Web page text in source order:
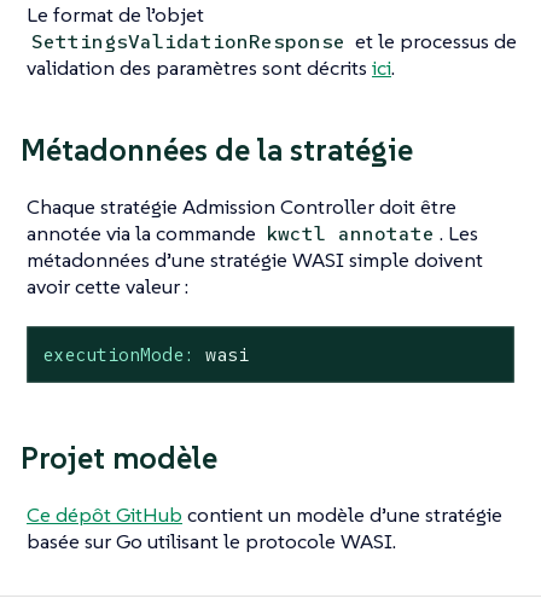
Le format de l’objet
SettingsValidationResponse et le processus de
validation des paramètres sont décrits ici.
Métadonnées de la stratégie
Chaque stratégie Admission Controller doit être
annotée via la commande kwctl annotate . Les
métadonnées d’une stratégie WASI simple doivent
avoir cette valeur :
executionMode: wasi
Projet modèle
Ce dépôt GitHub contient un modèle d’une stratégie
basée sur Go utilisant le protocole WASI.